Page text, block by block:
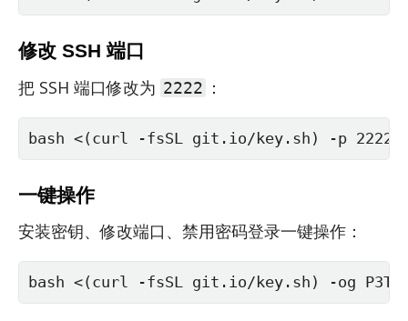
修改 SSH 端口
把 SSH 端口修改为 2222 ：
bash <(curl -fsSL git.io/key.sh) -p 2222
一键操作
安装密钥、修改端口、禁用密码登录一键操作：
bash <(curl -fsSL git.io/key.sh) -og